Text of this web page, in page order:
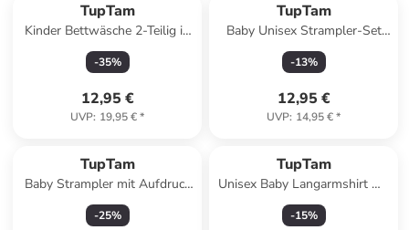
TupTam
Kinder Bettwäsche 2-Teilig in
braun/grün
-35%
12,95 €
UVP: 19,95 €*
TupTam
Baby Unisex Strampler-Set
mit Aufdruck Spruch 2-tlg in
beige/braun
-13%
12,95 €
UVP: 14,95 €*
TupTam
Baby Strampler mit Aufdruck
Spruch 5er Pack in grau/grün
-25%
TupTam
Unisex Baby Langarmshirt mit
Spruch Aufdruck 3er Set in
schwarz
-15%